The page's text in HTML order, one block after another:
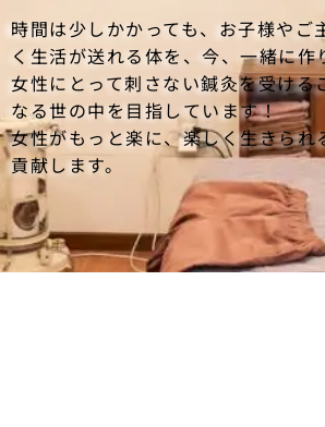
時間は少しかかっても、お子様やご
く生活が送れる体を、今、一緒に作
女性にとって刺さない鍼灸を受ける
なる世の中を目指しています！
女性がもっと楽に、楽しく生きられ
貢献します。